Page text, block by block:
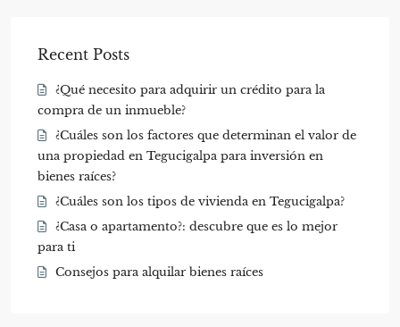
Recent Posts
¿Qué necesito para adquirir un crédito para la
compra de un inmueble?
¿Cuáles son los factores que determinan el valor de
una propiedad en Tegucigalpa para inversión en
bienes raíces?
¿Cuáles son los tipos de vivienda en Tegucigalpa?
¿Casa o apartamento?: descubre que es lo mejor
para ti
Consejos para alquilar bienes raíces